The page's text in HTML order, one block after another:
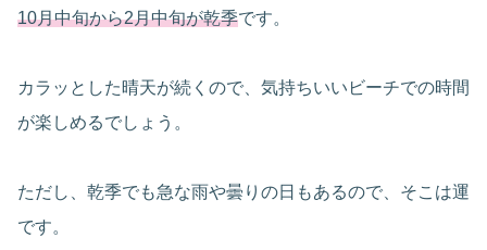
10月中旬から2月中旬が乾季です。
カラッとした晴天が続くので、気持ちいいビーチでの時間
が楽しめるでしょう。
ただし、乾季でも急な雨や曇りの日もあるので、そこは運
です。